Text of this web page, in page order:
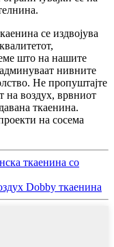
се издвојува
што на нашите
нивните
Не пропуштајте
на воздух, врвниот
ткаенина.
на сосема
ткаенина со
Dobby ткаенина